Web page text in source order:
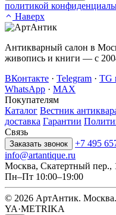
политикой
Наверх
Антикварный салон в
живопись и книги — с
ВКонтакте · Telegram · TG
WhatsApp · MAX
Покупателям
Каталог Вестник
доставка Гарантии
Связь
Заказать звонок +7 495
info@artantique.ru
Москва, Скатертный пер.,
Пн–Пт 10:00–19:00
© 2026 АртАнтик. Москва.
YA·METRIKA